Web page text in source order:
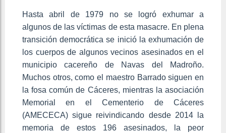
Hasta abril de 1979 no se logró exhumar a
algunos de las víctimas de esta masacre. En plena
transición democrática se inició la exhumación de
los cuerpos de algunos vecinos asesinados en el
municipio cacereño de Navas del Madroño.
Muchos otros, como el maestro Barrado siguen en
la fosa común de Cáceres, mientras la asociación
Memorial en el Cementerio de Cáceres
(AMECECA) sigue reivindicando desde 2014 la
memoria de estos 196 asesinados, la peor